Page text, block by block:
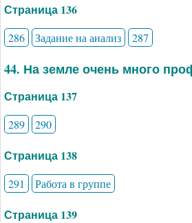
Страница 136
286 Задание на анализ 287
44. На земле очень много
Страница 137
289 290
Страница 138
291 Работа в группе
Страница 139